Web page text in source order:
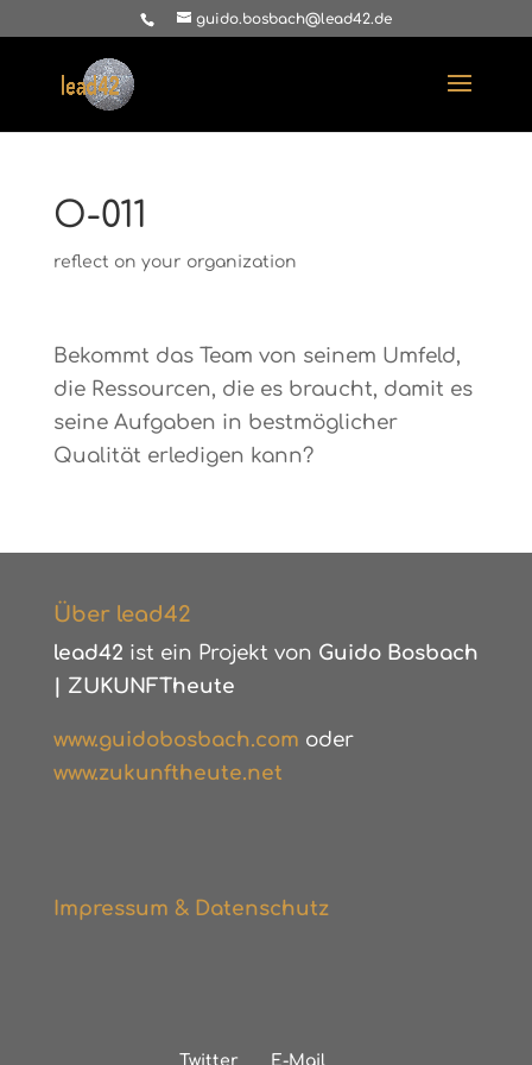
guido.bosbach@lead42.de
O-011
reflect on your organization
Bekommt das Team von seinem Umfeld,
die Ressourcen, die es braucht, damit es
seine Aufgaben in bestmöglicher
Qualität erledigen kann?
Über lead42
lead42 ist ein Projekt von Guido Bosbach
ZUKUNFTheute
www.guidobosbach.com oder
www.zukunftheute.net
Impressum & Datenschutz
Twitter E-Mail